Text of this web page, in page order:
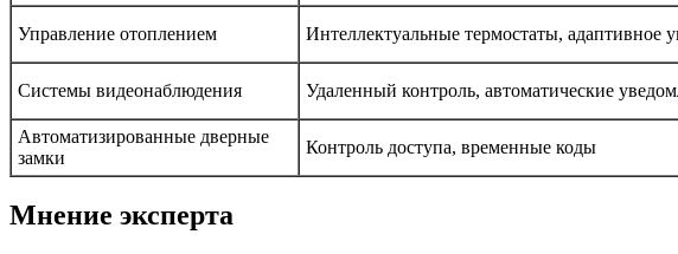
Управление отоплением Интеллектуальные термостаты, адаптивное
Системы видеонаблюдения Удаленный контроль, автоматические
Автоматизированные дверные
замки
Контроль доступа, временные коды
Мнение эксперта